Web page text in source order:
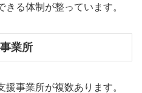
る体制が整っています。
業所
事業所が複数あります。